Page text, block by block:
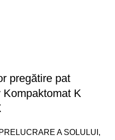
pregătire pat
Kompaktomat K
A SOLULUI ,